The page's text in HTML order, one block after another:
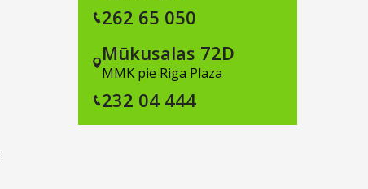
262 65 050
Mūkusalas 72D
MMK pie Riga Plaza
232 04 444